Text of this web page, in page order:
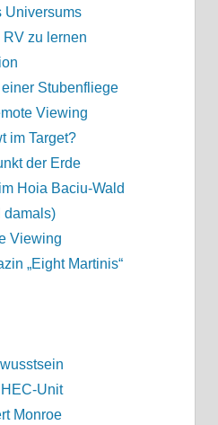
Universums
RV zu lernen
Stubenfliege
Viewing
im Target?
der Erde
Hoia Baciu-Wald
damals)
Viewing
„Eight Martinis“
Unit
Monroe